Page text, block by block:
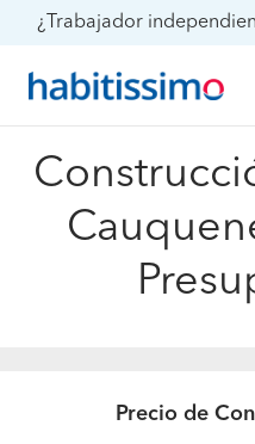
¿Trabajador
Precio de